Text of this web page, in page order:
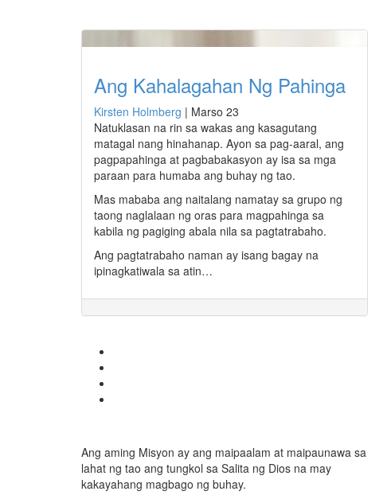
Ang Kahalagahan Ng Pahinga
Kirsten Holmberg | Marso 23
Natuklasan na rin sa wakas ang kasagutang
matagal nang hinahanap. Ayon sa pag-aaral, ang
pagpapahinga at pagbabakasyon ay isa sa mga
paraan para humaba ang buhay ng tao.
Mas mababa ang naitalang namatay sa grupo ng
taong naglalaan ng oras para magpahinga sa
kabila ng pagiging abala nila sa pagtatrabaho.
Ang pagtatrabaho naman ay isang bagay na
ipinagkatiwala sa atin…
Ang aming Misyon ay ang maipaalam at maipaunawa sa
lahat ng tao ang tungkol sa Salita ng Dios na may
kakayahang magbago ng buhay.